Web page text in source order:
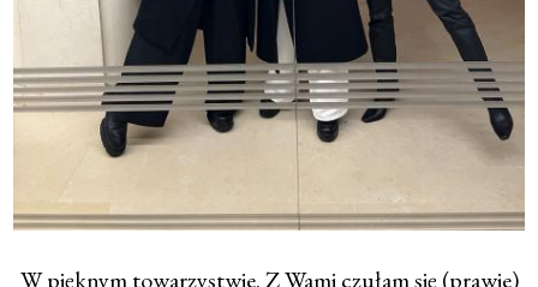
W pięknym towarzystwie. Z Wami czułam się (prawie)